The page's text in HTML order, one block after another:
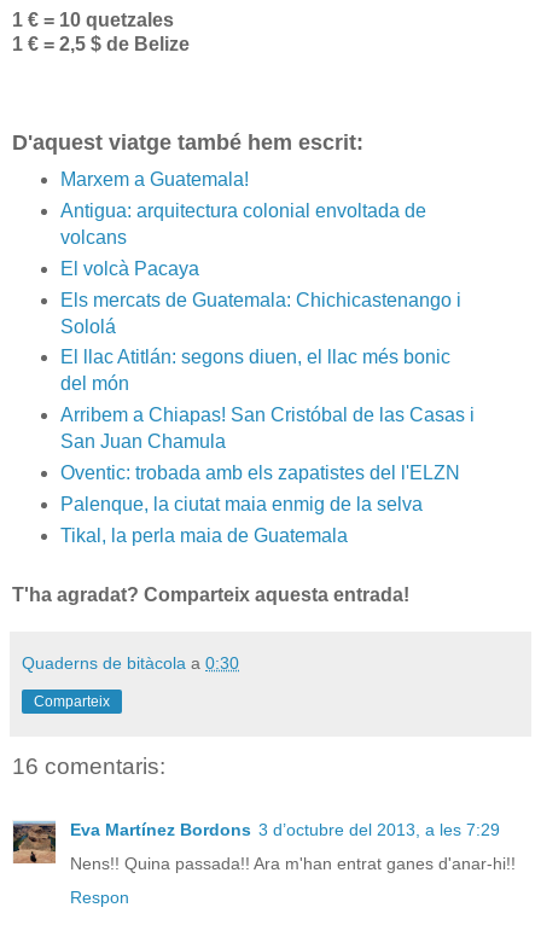
1 € = 10 quetzales
1 € = 2,5 $ de Belize
D'aquest viatge també hem escrit:
Marxem a Guatemala!
Antigua: arquitectura colonial envoltada de
volcans
El volcà Pacaya
Els mercats de Guatemala: Chichicastenango i
Sololá
El llac Atitlán: segons diuen, el llac més bonic
del món
Arribem a Chiapas! San Cristóbal de las Casas i
San Juan Chamula
Oventic: trobada amb els zapatistes del l'ELZN
Palenque, la ciutat maia enmig de la selva
Tikal, la perla maia de Guatemala
T'ha agradat? Comparteix aquesta entrada!
Quaderns de bitàcola a 0:30
Comparteix
16 comentaris:
Eva Martínez Bordons 3 d’octubre del 2013, a les 7:29
Nens!! Quina passada!! Ara m'han entrat ganes d'anar-hi!!
Respon